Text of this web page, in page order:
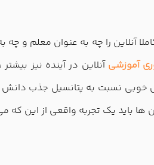
آنلاین را چه به عنوان معلم و
آموزشی آنلاین در آینده نیز
نسبت به پتانسیل جذب دانش
باید یک تجربه واقعی از این که